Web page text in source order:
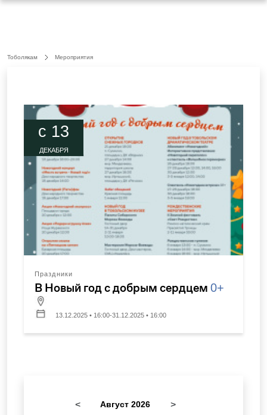
Тоболякам Мероприятия
c 13
ДЕКАБРЯ
Праздники
В Новый год с добрым сердцем 0+
13.12.2025 • 16:00-31.12.2025 • 16:00
< Август 2026 >